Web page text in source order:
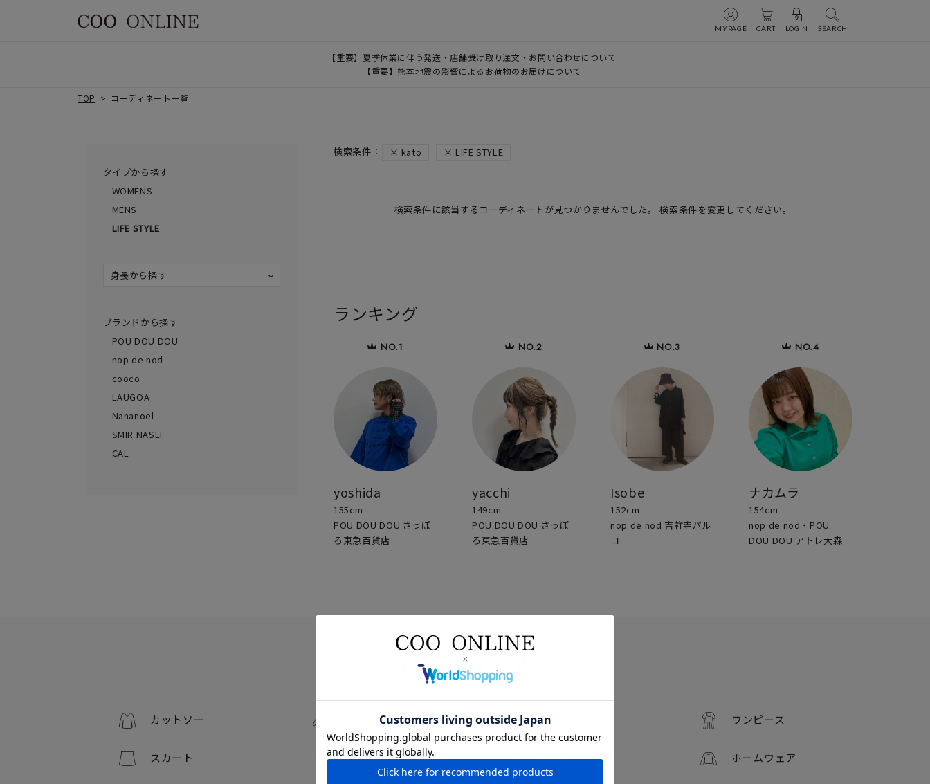
MYPAGE CART LOGIN SEARCH
【重要】夏季休業に伴う発送・店舗受け取り注文・お問い合わせについて
【重要】熊本地震の影響によるお荷物のお届けについて
TOP コーディネート一覧
タイプから探す
WOMENS
MENS
LIFE STYLE
身長から探す
ブランドから探す
POU DOU DOU
nop de nod
cooco
LAUGOA
Nananoel
SMIR NASLI
CAL
kato LIFE STYLE
検索条件に該当するコーディネートが見つかりませんでした。 検索条件を変更してください。
ランキング
yoshida
155cm
POU DOU DOU さっぽ
ろ東急百貨店
yacchi
149cm
POU DOU DOU さっぽ
ろ東急百貨店
Isobe
152cm
nop de nod 吉祥寺パル
コ
ナカムラ
154cm
nop de nod・POU
DOU DOU アトレ大森
CATEGORY
カットソー ブラウス ニット ワンピース
スカート パンツ アウター ホームウェア